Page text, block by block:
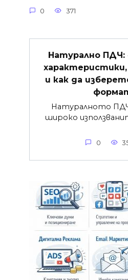
0 371
Натурално ПДЧ:
и как да
Натуралното
широко
0